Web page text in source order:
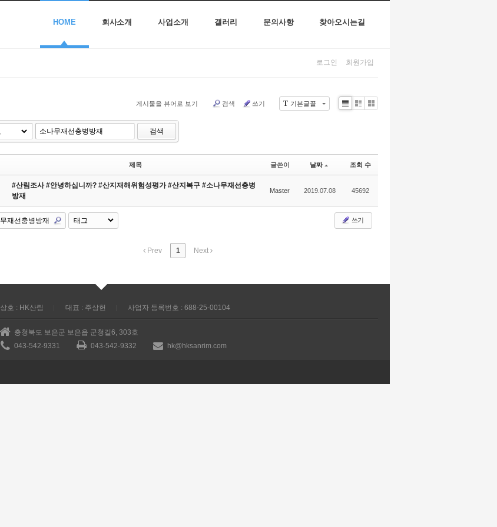
HOME 회사소개 사업소개 갤러리 문의사항 찾아오시는길
로그인 회원가입
T 기본글꼴
게시물을 뷰어로 보기 검색 쓰기
검색
Li
Zi
G
y
제목 글쓴이 날짜 조회 수
#산림조사 #안녕하십니까? #산지재해위험성평가 #산지복구 #소나무재선충병
방재
Master 2019.07.08 45692
쓰기
Prev 1 Next
상호 : HK산림 대표 : 주상헌 사업자 등록번호 : 688-25-00104
충청북도 보은군 보은읍 군청길6, 303호
043-542-9331
043-542-9332 hk@hksanrim.com